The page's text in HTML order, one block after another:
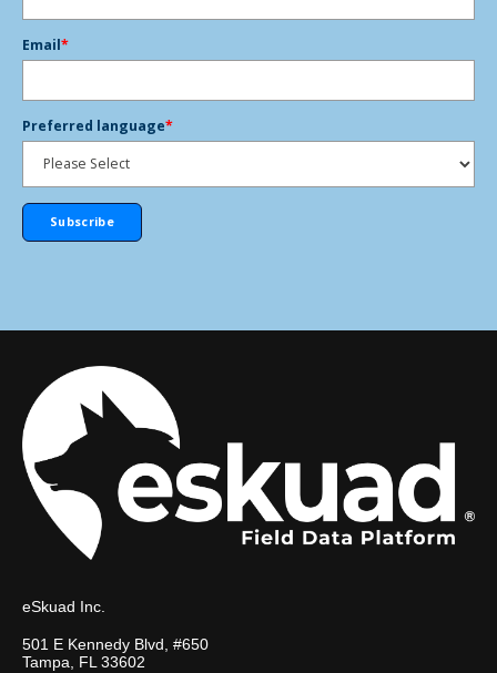
Email*
Preferred language*
eSkuad Inc.
501 E Kennedy Blvd, #650
Tampa, FL 33602